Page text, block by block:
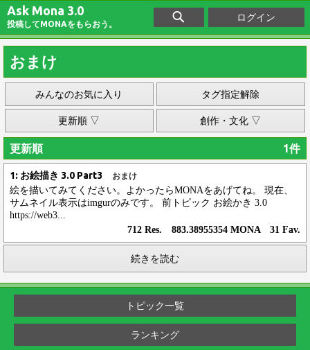
Ask Mona 3.0
投稿してMONAをもらおう。
ログイン
おまけ
みんなのお気に入り タグ指定解除
更新順 ▽ 創作・文化 ▽
更新順 1件
1: お絵描き 3.0 Part3 おまけ
絵を描いてみてください。よかったらMONAをあげてね。 現在、
サムネイル表示はimgurのみです。 前トピック お絵かき 3.0
https://web3...
712 Res. 883.38955354 MONA 31 Fav.
続きを読む
トピック一覧
ランキング